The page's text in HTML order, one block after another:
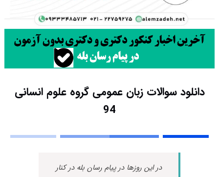
دانلود سوالات زبان عمومی گروه علوم انسانی
94
در این روزها در پیام رسان بله در کنار